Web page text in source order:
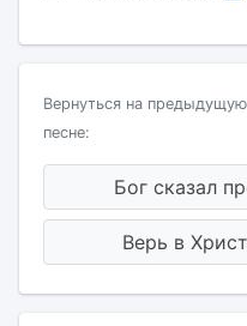
Вернуться на
песне:
Бог сказал
Верь в